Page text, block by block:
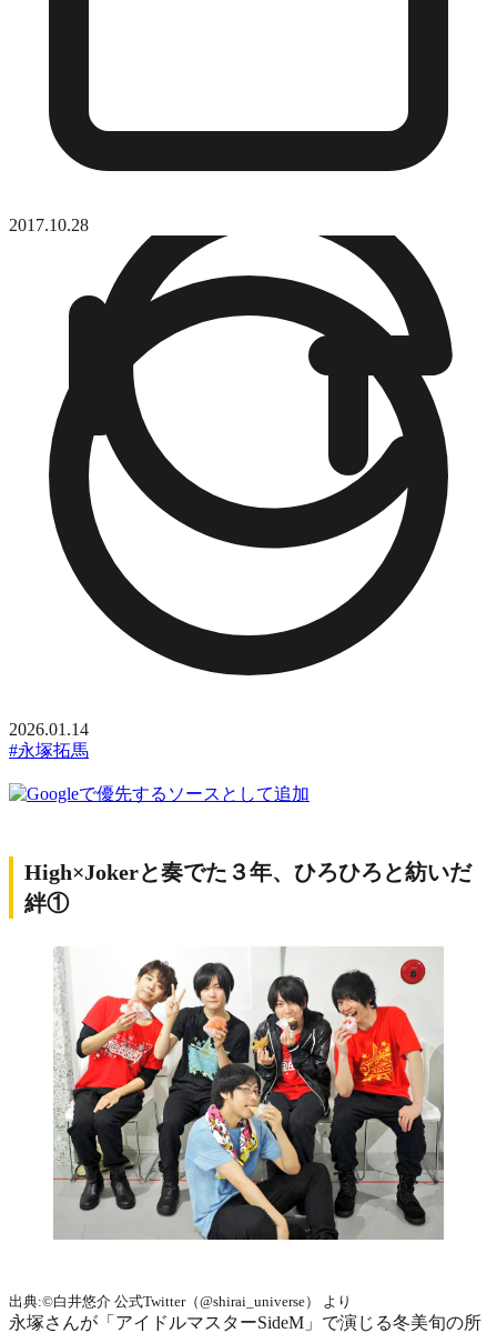
2017.10.28
2026.01.14
#永塚拓馬
High×Jokerと奏でた３年、ひろひろと紡いだ
絆①
出典:©白井悠介‏ 公式Twitter（@shirai_universe） より
永塚さんが「アイドルマスターSideM」で演じる冬美旬の所